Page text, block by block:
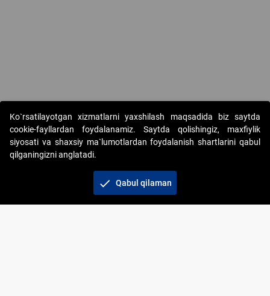
Copyright © 2017-2026. "Elektron onlayn-auksionlarni
tashkil etish" AJ. Barcha huquqlar himoyalangan
Ko`rsatilayotgan xizmatlarni yaxshilash maqsadida biz saytda
cookie-fayllardan foydalanamiz. Saytda qolishingiz, maxfiylik
siyosati va shaxsiy ma`lumotlardan foydalanish shartlarini qabul
qilganingizni anglatadi.
check Qabul qilaman